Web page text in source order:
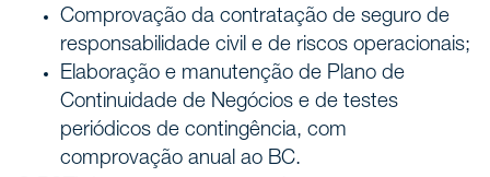
Comprovação da contratação de seguro de
responsabilidade civil e de riscos operacionais;
Elaboração e manutenção de Plano de
Continuidade de Negócios e de testes
periódicos de contingência, com
comprovação anual ao BC.